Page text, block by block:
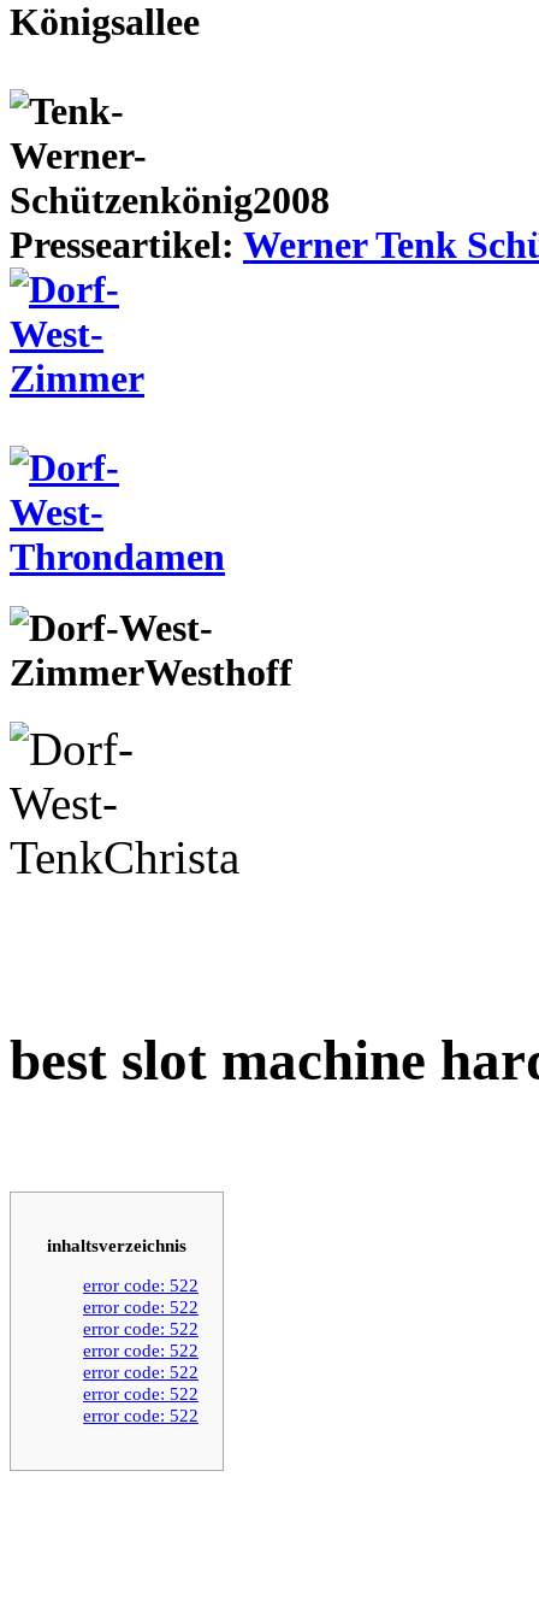
Presseartikel: Werner Tenk
best slot machine
inhaltsverzeichnis
error code: 522
error code: 522
error code: 522
error code: 522
error code: 522
error code: 522
error code: 522